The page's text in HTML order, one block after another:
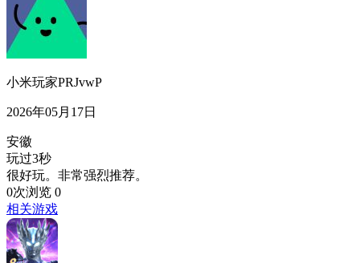
小米玩家PRJvwP
2026年05月17日
安徽
玩过3秒
很好玩。非常强烈推荐。
0次浏览 0
相关游戏